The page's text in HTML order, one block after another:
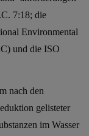
7:18; die
Environmental
und die ISO
nach den
gelisteter
im Wasser